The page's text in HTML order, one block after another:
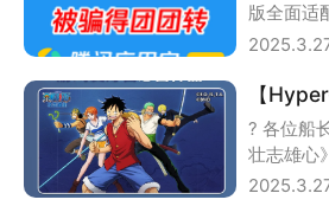
版全面适
告别搓玻
? 各位船
壮志雄心
120帧